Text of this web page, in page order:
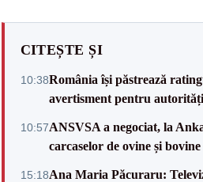
CITEȘTE ȘI
10:38România își păstrează
avertisment pentru autorități
10:57ANSVSA a negociat, la
carcaselor de ovine și bovine
15:18Ana Maria Păcuraru: